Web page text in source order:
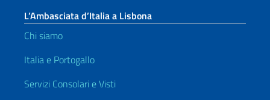
L’Ambasciata d’Italia a Lisbona
Chi siamo
Italia e Portogallo
Servizi Consolari e Visti